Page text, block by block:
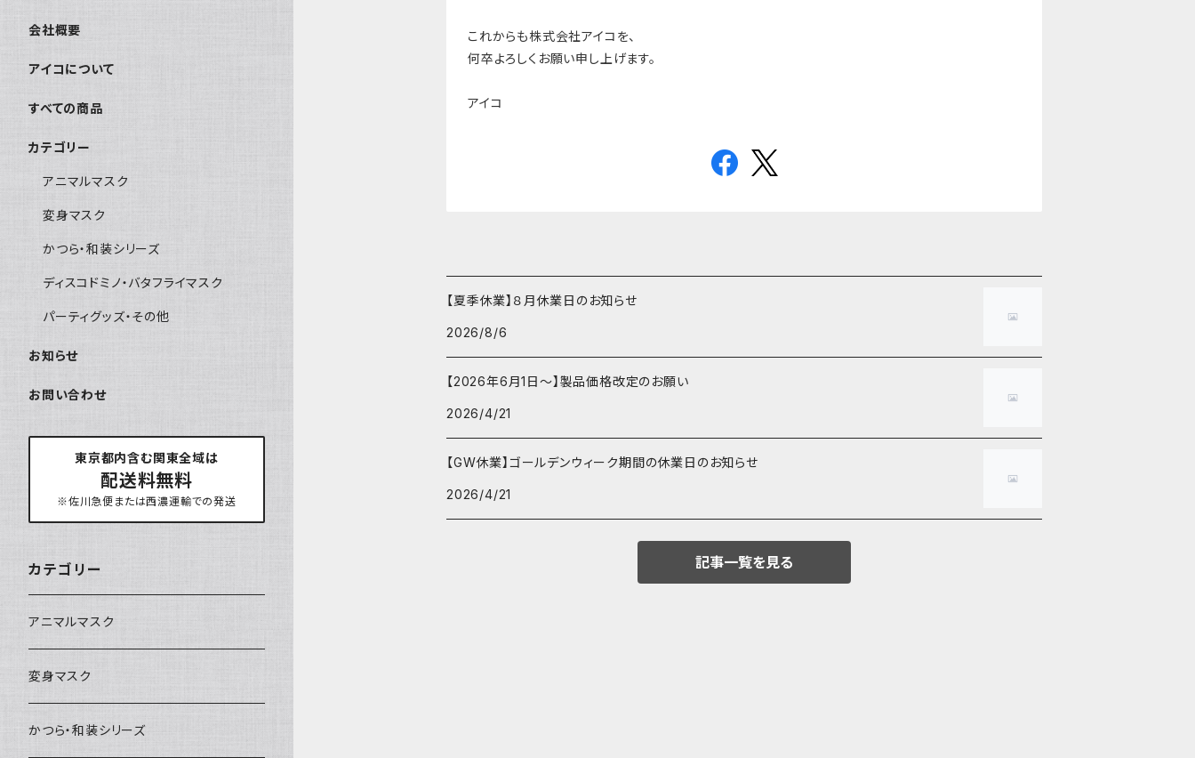
これからも株式会社アイコを、
何卒よろしくお願い申し上げます。
アイコ
【夏季休業】８月休業日のお知らせ
2026/8/6
【2026年6月1日～】製品価格改定のお願い
2026/4/21
【GW休業】ゴールデンウィーク期間の休業日のお知らせ
2026/4/21
記事一覧を見る
会社概要
アイコについて
すべての商品
カテゴリー
アニマルマスク
変身マスク
かつら・和装シリーズ
ディスコドミノ・バタフライマスク
パーティグッズ・その他
お知らせ
お問い合わせ
東京都内含む関東全域は
配送料無料
※佐川急便または西濃運輸での発送
カテゴリー
アニマルマスク
変身マスク
かつら・和装シリーズ